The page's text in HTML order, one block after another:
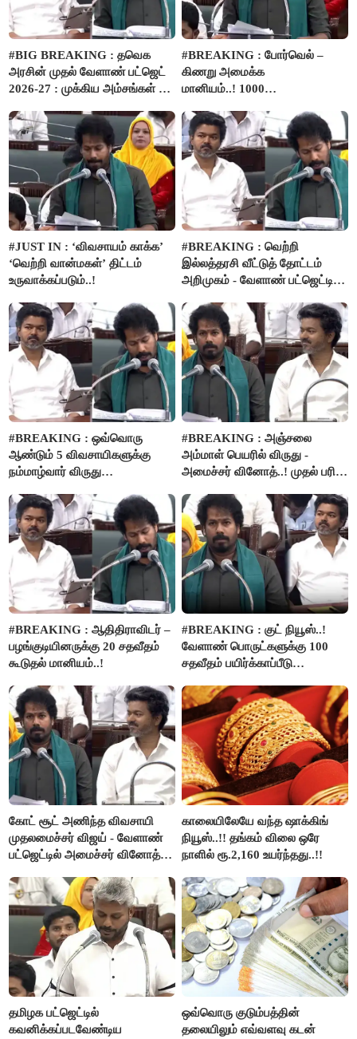
#BIG BREAKING : தவெக
அரசின் முதல் வேளாண் பட்ஜெட்
2026-27 : முக்கிய அம்சங்கள் ஓர்
#BREAKING : போர்வெல் –
கிணறு அமைக்க
மானியம்..! 1000
பம்புசெட் வழங்கப்படும்..!
#JUST IN : ‘விவசாயம் காக்க’
‘வெற்றி வான்மகள்’ திட்டம்
உருவாக்கப்படும்..!
#BREAKING : வெற்றி
இல்லத்தரசி வீட்டுத் தோட்டம்
அறிமுகம் - வேளாண் பட்ஜெட்டில்
#BREAKING : ஒவ்வொரு
ஆண்டும் 5 விவசாயிகளுக்கு
நம்மாழ்வார் விருது
#BREAKING : அஞ்சலை
அம்மாள் பெயரில் விருது -
அமைச்சர் வினோத்..! முதல் பரிசு
#BREAKING : ஆதிதிராவிடர் –
பழங்குடியினருக்கு 20 சதவீதம்
கூடுதல் மானியம்..!
#BREAKING : குட் நியூஸ்..!
வேளாண் பொருட்களுக்கு 100
சதவீதம் பயிர்க்காப்பீடு
வினோத்..!
கோட் சூட் அணிந்த விவசாயி
முதலமைச்சர் விஜய் - வேளாண்
பட்ஜெட்டில் அமைச்சர் வினோத்
காலையிலேயே வந்த ஷாக்கிங்
நியூஸ்..!! தங்கம் விலை ஒரே
நாளில் ரூ.2,160 உயர்ந்தது..!!
தமிழக பட்ஜெட்டில்
கவனிக்கப்படவேண்டிய
ஒவ்வொரு குடும்பத்தின்
தலையிலும் எவ்வளவு கடன்